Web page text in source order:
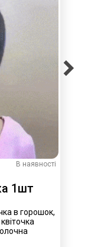
В наявності
1шт
в горошок,